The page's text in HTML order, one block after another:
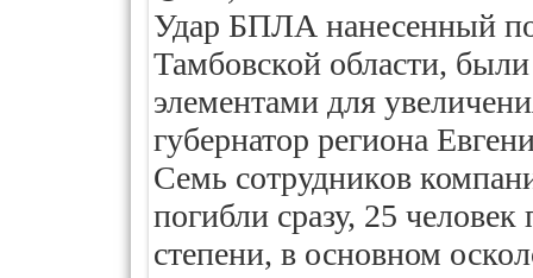
Удар БПЛА нанесенный
Тамбовской области,
элементами для
губернатор региона
Семь сотрудников
погибли сразу, 25
степени, в основном